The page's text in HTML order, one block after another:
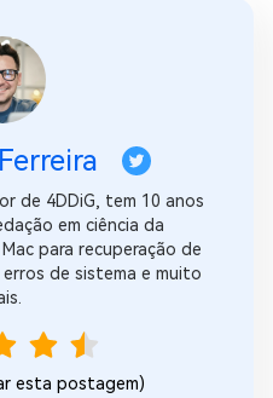
de 4DDiG, tem 10 anos
em ciência da
para recuperação de
de sistema e muito
esta postagem)